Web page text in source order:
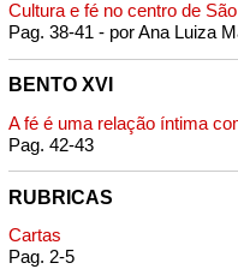
Cultura e fé no centro de
Pag. 38-41 - por Ana Luiza
BENTO XVI
A fé é uma relação íntima
Pag. 42-43
RUBRICAS
Cartas
Pag. 2-5